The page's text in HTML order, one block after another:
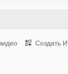
Создать